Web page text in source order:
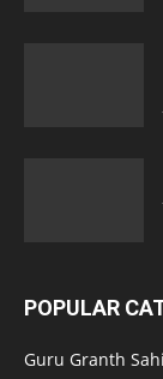
POPULAR
Guru Granth